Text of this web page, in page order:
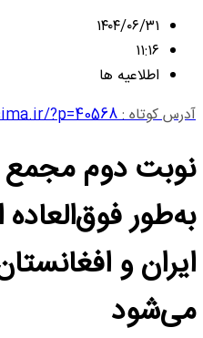
۱۴۰۴/۰۶/۳۱
۱۱:۱۶
اطلاعیه ها
آدرس کوتاه :?p=40568
نوبت دوم
به‌طور
می‌شود